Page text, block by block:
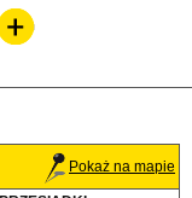
Pokaż na mapie